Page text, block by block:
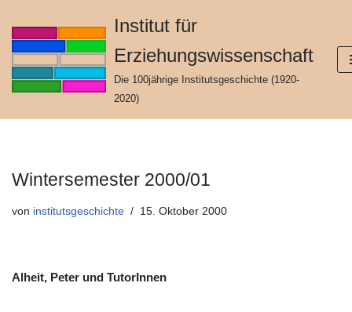
Zum
springen
Institut für
Erziehungswissenschaft
Die 100jährige Institutsgeschichte (1920-
2020)
Wintersemester 2000/01
von institutsgeschichte 15. Oktober 2000
Alheit, Peter und TutorInnen